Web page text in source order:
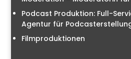
Podcast Produktion: Full-
Agentur für
Filmproduktionen